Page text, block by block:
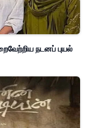
நடனப் புயல்